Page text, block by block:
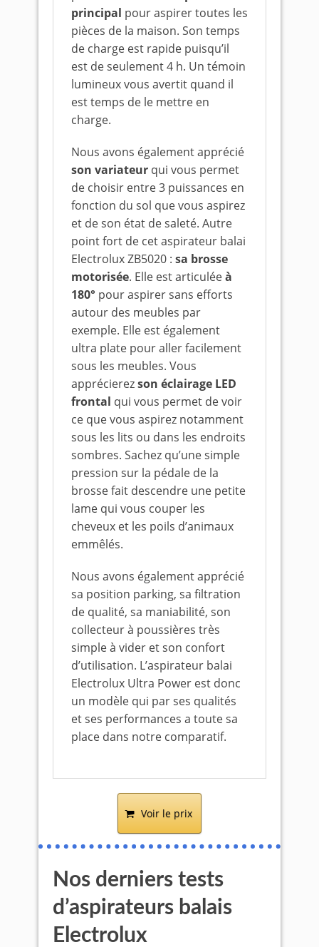
principal pour aspirer toutes les
pièces de la maison. Son temps
de charge est rapide puisqu’il
est de seulement 4 h. Un témoin
lumineux vous avertit quand il
est temps de le mettre en
charge.
Nous avons également apprécié
son variateur qui vous permet
de choisir entre 3 puissances en
fonction du sol que vous aspirez
et de son état de saleté. Autre
point fort de cet aspirateur balai
Electrolux ZB5020 : sa brosse
motorisée. Elle est articuléeà
180° pour aspirer sans efforts
autour des meubles par
exemple. Elle est également
ultra plate pour aller facilement
sous les meubles. Vous
apprécierezson éclairage LED
frontal qui vous permet de voir
ce que vous aspirez notamment
sous les lits ou dans les endroits
sombres. Sachez qu’une simple
pression sur la pédale de la
brosse fait descendre une petite
lame qui vous couper les
cheveux et les poils d’animaux
emmêlés.
Nous avons également apprécié
sa position parking, sa filtration
de qualité, sa maniabilité, son
collecteur à poussières très
simple à vider et son confort
d’utilisation. L’aspirateur balai
Electrolux Ultra Power est donc
un modèle qui par ses qualités
et ses performances a toute sa
place dans notre comparatif.
Voir le prix
Nos derniers tests
d’aspirateurs balais
Electrolux